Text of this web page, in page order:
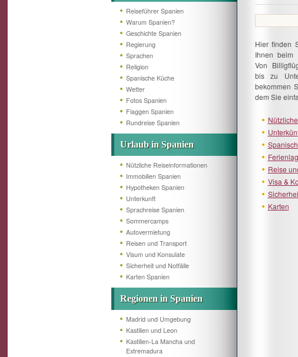
Reiseführer Spanien
Warum Spanien?
Geschichte Spanien
Regierung
Sprachen
Religion
Spanische Küche
Wetter
Fotos Spanien
Flaggen Spanien
Rundreise Spanien
Urlaub in Spanien
Nützliche Reiseinformationen
Immobilien Spanien
Hypotheken Spanien
Unterkunft
Sprachreise Spanien
Sommercamps
Autovermietung
Reisen und Transport
Visum und Konsulate
Sicherheit und Notfälle
Karten Spanien
Regionen in Spanien
Madrid und Umgebung
Kastilien und Leon
Kastilien-La Mancha und
Extremadura
Hier finden
Ihnen beim
Von
bis zu
bekommen
dem Sie
Reise
Visa &
Karten